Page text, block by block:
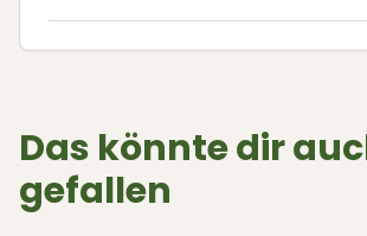
Das könnte dir
gefallen